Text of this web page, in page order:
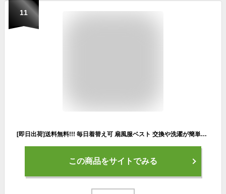
11
[即日出荷]送料無料!!! 毎日着替え可 扇風服ベスト 交換や洗濯が簡単です 色を自由に組み合わせる 迷彩 グレー 仕事服 夏用 エアコン服 ファン付き 作業着 クールウェア ファン 野外 ゴルフ大きいサイズ 冷房服 ジャケット 通気性 釣り 男女兼用 熱中症対策グッズ 倉庫内作業
この商品をサイトでみる